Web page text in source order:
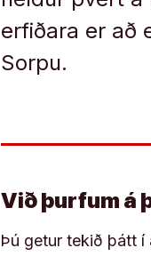
erfiðara er að
Sorpu.
Við þurfum á
Þú getur tekið þátt